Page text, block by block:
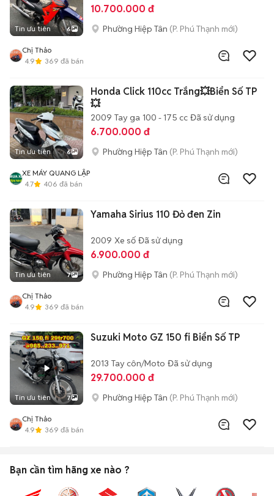
Tin ưu tiên 6
10.700.000 đ
Phường Hiệp Tân (P. Phú Thạnh mới)
Chị Thảo
4.9
369 đã bán
Tin ưu tiên 6
Honda Click 110cc Trắng💥Biển Số TP
💥
2009 Tay ga 100 - 175 cc Đã sử dụng
6.700.000 đ
Phường Hiệp Tân (P. Phú Thạnh mới)
XE MÁY QUANG LẬP
4.7
406 đã bán
Tin ưu tiên 7
Yamaha Sirius 110 Đỏ đen Zin
2009 Xe số Đã sử dụng
6.900.000 đ
Phường Hiệp Tân (P. Phú Thạnh mới)
Chị Thảo
4.9
369 đã bán
Tin ưu tiên 7
Suzuki Moto GZ 150 fi Biển Số TP
2013 Tay côn/Moto Đã sử dụng
29.700.000 đ
Phường Hiệp Tân (P. Phú Thạnh mới)
Chị Thảo
4.9
369 đã bán
Bạn cần tìm hãng xe nào ?